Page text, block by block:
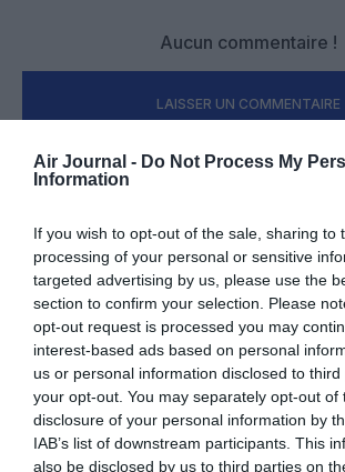
Air Journal - Do Not Process My
Information
If you wish to opt-out of the sale, sharing to
processing of your personal or sensitive
targeted advertising by us, please use the
section to confirm your selection. Please
opt-out request is processed you may
interest-based ads based on personal
us or personal information disclosed to
your opt-out. You may separately opt-out of
disclosure of your personal information by
IAB’s list of downstream participants. This
also be disclosed by us to third parties on
Aucun commentaire !
LAISSER UN COMMENTAIRE
Appel aux lecteurs !
Soutenez Air Journal
développement !
NOUS SOUTENIR